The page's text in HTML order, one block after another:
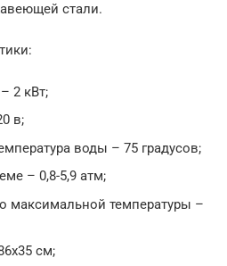
стали.
2 кВт;
в;
воды – 75 градусов;
– 0,8-5,9 атм;
максимальной температуры –
см;